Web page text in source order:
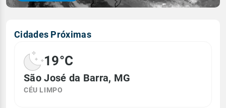
Cidades Próximas
19°C
São José da Barra, MG
CÉU LIMPO